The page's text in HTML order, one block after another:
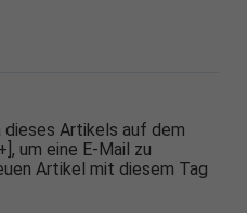
dieses Artikels auf dem
um eine E-Mail zu
Artikel mit diesem Tag